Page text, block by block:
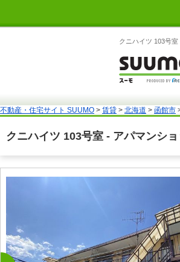
クニハイツ 103号
不動産・住宅サイト SUUMO > 賃貸 > 北海道 > 函館市
クニハイツ 103号室 - アパマンシ